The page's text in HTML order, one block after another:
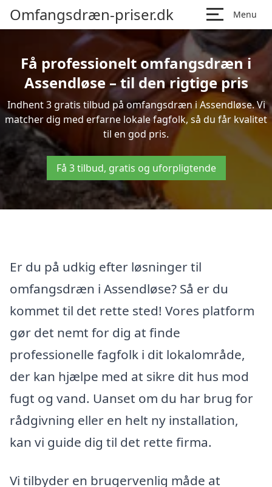
Omfangsdræn-priser.dk Menu
Få professionelt omfangsdræn i
Assendløse – til den rigtige pris
Indhent 3 gratis tilbud på omfangsdræn i Assendløse. Vi
matcher dig med erfarne lokale fagfolk, så du får kvalitet
til en god pris.
Få 3 tilbud, gratis og uforpligtende
Er du på udkig efter løsninger til
omfangsdræn i Assendløse? Så er du
kommet til det rette sted! Vores platform
gør det nemt for dig at finde
professionelle fagfolk i dit lokalområde,
der kan hjælpe med at sikre dit hus mod
fugt og vand. Uanset om du har brug for
rådgivning eller en helt ny installation,
kan vi guide dig til det rette firma.
Vi tilbyder en brugervenlig måde at